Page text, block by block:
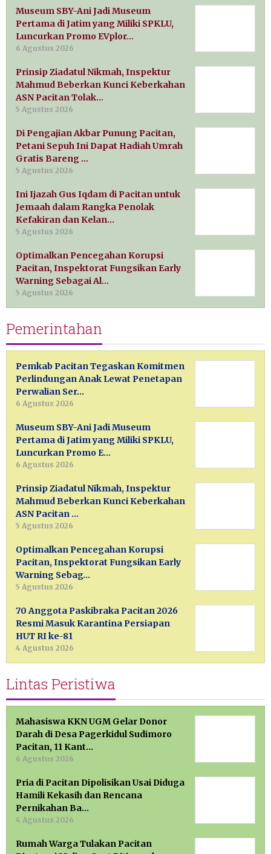
Museum SBY-Ani Jadi Museum
Pertama di Jatim yang Miliki SPKLU,
Luncurkan Promo EVplor…
6 Agustus 2026
Prinsip Ziadatul Nikmah, Inspektur
Mahmud Beberkan Kunci Keberkahan
ASN Pacitan Tolak…
5 Agustus 2026
Di Pengajian Akbar Punung Pacitan,
Petani Sepuh Ini Dapat Hadiah Umrah
Gratis Bareng …
5 Agustus 2026
Ini Ijazah Gus Iqdam di Pacitan untuk
Jemaah dalam Rangka Penolak
Kefakiran dan Kelan…
5 Agustus 2026
Optimalkan Pencegahan Korupsi
Pacitan, Inspektorat Fungsikan Early
Warning Sebagai Al…
5 Agustus 2026
Pemerintahan
Pemkab Pacitan Tegaskan Komitmen
Perlindungan Anak Lewat Penetapan
Perwalian Ser…
6 Agustus 2026
Museum SBY-Ani Jadi Museum
Pertama di Jatim yang Miliki SPKLU,
Luncurkan Promo E…
6 Agustus 2026
Prinsip Ziadatul Nikmah, Inspektur
Mahmud Beberkan Kunci Keberkahan
ASN Pacitan …
5 Agustus 2026
Optimalkan Pencegahan Korupsi
Pacitan, Inspektorat Fungsikan Early
Warning Sebag…
5 Agustus 2026
70 Anggota Paskibraka Pacitan 2026
Resmi Masuk Karantina Persiapan
HUT RI ke-81
4 Agustus 2026
Lintas Peristiwa
Mahasiswa KKN UGM Gelar Donor
Darah di Desa Pagerkidul Sudimoro
Pacitan, 11 Kant…
6 Agustus 2026
Pria di Pacitan Dipolisikan Usai Diduga
Hamili Kekasih dan Rencana
Pernikahan Ba…
4 Agustus 2026
Rumah Warga Tulakan Pacitan